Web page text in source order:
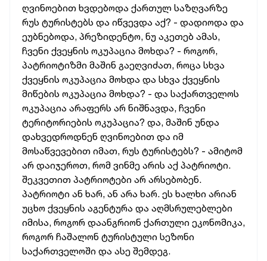
ღვინოებით ხვდებოდა ქართულ საზღვარზე
რუს ტურისტებს და იწვევდა აქ? - დადიოდა და
ეუბნებოდა, პრეზიდენტო, ნუ აკეთებ ამას,
ჩვენი ქვეყნის ოკუპაცია მოხდა? - როგორ,
პატრიოტიზმი მაშინ გაეღვიძათ, როცა სხვა
ქვეყნის ოკუპაცია მოხდა და სხვა ქვეყნის
მიწების ოკუპაცია მოხდა? - და საქართველოს
ოკუპაცია არაფერს არ ნიშნავდა, ჩვენი
ტერიტორიების ოკუპაცია? და, მაშინ უნდა
დახვედროდნენ ღვინოებით და იმ
მოსაწვევებით იმათ, რუს ტურისტებს? - ამიტომ
არ დაიჯეროთ, რომ ვინმე არის აქ პატრიოტი.
შეკვეთით პატრიოტები არ არსებობენ.
პატრიოტი ან ხარ, ან არა ხარ. ეს ხალხი არიან
უცხო ქვეყნის აგენტურა და აღმსრულებლები
იმისა, როგორ დაანგრიონ ქართული ეკონომიკა,
როგორ ჩაშალონ ტურისტული სეზონი
საქართველოში და ასე შემდეგ.